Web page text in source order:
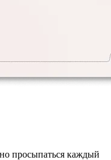
просыпаться каждый